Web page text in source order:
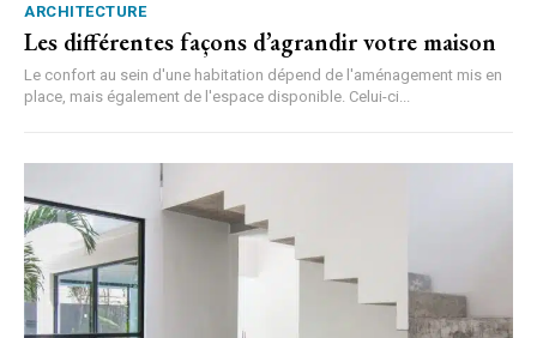
ARCHITECTURE
Les différentes façons d’agrandir votre maison
Le confort au sein d'une habitation dépend de l'aménagement mis en
place, mais également de l'espace disponible. Celui-ci...